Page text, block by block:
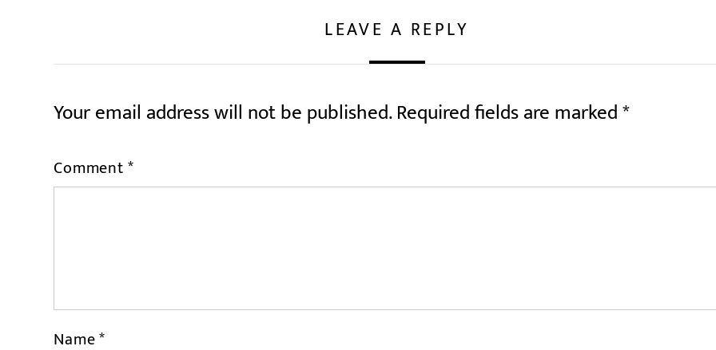
LEAVE A REPLY
Your email address will not be published.Required fields are marked*
Comment*
Name*